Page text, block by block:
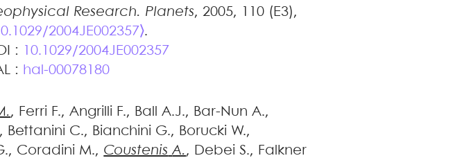
Research. Planets, 2005, 110 (E3),
2004JE002357⟩.
:
10.1029/2004JE002357
: hal-00078180
, Ferri F.,Angrilli F., Ball A.J., Bar-Nun A.,
, Bettanini C., Bianchini G., Borucki W.,
, Coradini M., Coustenis A., Debei S., Falkner